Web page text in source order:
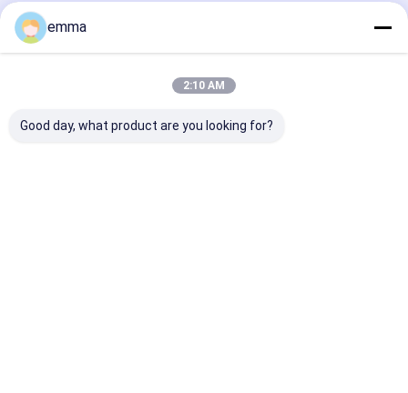
ホーム
スクラップベーラー機中国工場.Copyright © 2026 JiangSu
DaLongKai Technology Co., Ltd. All Rights Reserved.
emma
2:10 AM
Good day, what product are you looking for?